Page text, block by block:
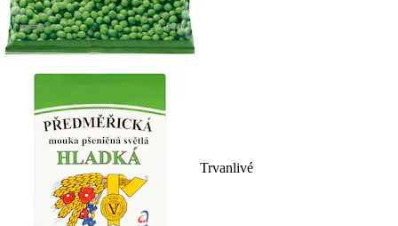
Trvanlivé